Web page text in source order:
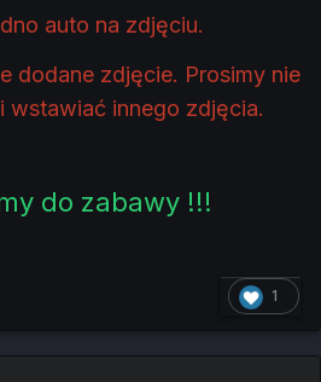
auto na zdjęciu.
dodane zdjęcie. Prosimy nie
wstawiać innego zdjęcia.
do zabawy !!!
1